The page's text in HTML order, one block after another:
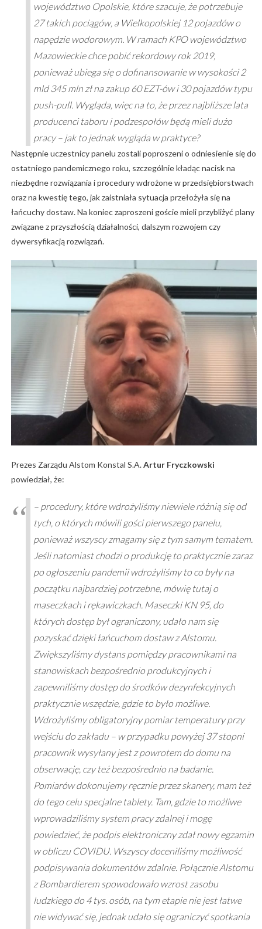
województwo Opolskie, które szacuje, że potrzebuje
27 takich pociągów, a Wielkopolskiej 12 pojazdów o
napędzie wodorowym. W ramach KPO województwo
Mazowieckie chce pobić rekordowy rok 2019,
ponieważ ubiega się o dofinansowanie w wysokości 2
mld 345 mln zł na zakup 60 EZT-ów i 30 pojazdów typu
push-pull. Wygląda, więc na to, że przez najbliższe lata
producenci taboru i podzespołów będą mieli dużo
pracy – jak to jednak wygląda w praktyce?
Następnie uczestnicy panelu zostali poproszeni o odniesienie się do
ostatniego pandemicznego roku, szczególnie kładąc nacisk na
niezbędne rozwiązania i procedury wdrożone w przedsiębiorstwach
oraz na kwestię tego, jak zaistniała sytuacja przełożyła się na
łańcuchy dostaw. Na koniec zaproszeni goście mieli przybliżyć plany
związane z przyszłością działalności, dalszym rozwojem czy
dywersyfikacją rozwiązań.
Prezes Zarządu Alstom Konstal S.A.Artur Fryczkowski
powiedział, że:
– procedury, które wdrożyliśmy niewiele różnią się od
tych, o których mówili gości pierwszego panelu,
ponieważ wszyscy zmagamy się z tym samym tematem.
Jeśli natomiast chodzi o produkcję to praktycznie zaraz
po ogłoszeniu pandemii wdrożyliśmy to co były na
początku najbardziej potrzebne, mówię tutaj o
maseczkach i rękawiczkach. Maseczki KN 95, do
których dostęp był ograniczony, udało nam się
pozyskać dzięki łańcuchom dostaw z Alstomu.
Zwiększyliśmy dystans pomiędzy pracownikami na
stanowiskach bezpośrednio produkcyjnych i
zapewniliśmy dostęp do środków dezynfekcyjnych
praktycznie wszędzie, gdzie to było możliwe.
Wdrożyliśmy obligatoryjny pomiar temperatury przy
wejściu do zakładu – w przypadku powyżej 37 stopni
pracownik wysyłany jest z powrotem do domu na
obserwację, czy też bezpośrednio na badanie.
Pomiarów dokonujemy ręcznie przez skanery, mam też
do tego celu specjalne tablety. Tam, gdzie to możliwe
wprowadziliśmy system pracy zdalnej i mogę
powiedzieć, że podpis elektroniczny zdał nowy egzamin
w obliczu COVIDU. Wszyscy doceniliśmy możliwość
podpisywania dokumentów zdalnie. Połącznie Alstomu
z Bombardierem spowodowało wzrost zasobu
ludzkiego do 4 tys. osób, na tym etapie nie jest łatwe
nie widywać się, jednak udało się ograniczyć spotkania